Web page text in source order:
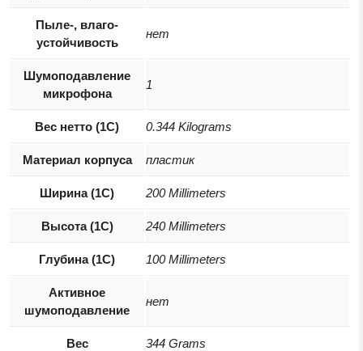
Пыле-, влаго-
устойчивость
нет
Шумоподавление
микрофона
1
Вес нетто (1С) 0.344 Kilograms
Материал корпуса пластик
Ширина (1С) 200 Millimeters
Высота (1С) 240 Millimeters
Глубина (1С) 100 Millimeters
Активное
шумоподавление
нет
Вес 344 Grams